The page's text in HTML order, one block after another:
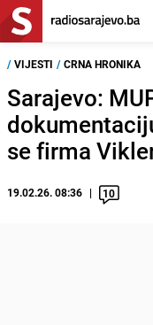
/ VIJESTI / CRNA HRONIKA
Sarajevo:
se firma
19.02.26. 08:36 10